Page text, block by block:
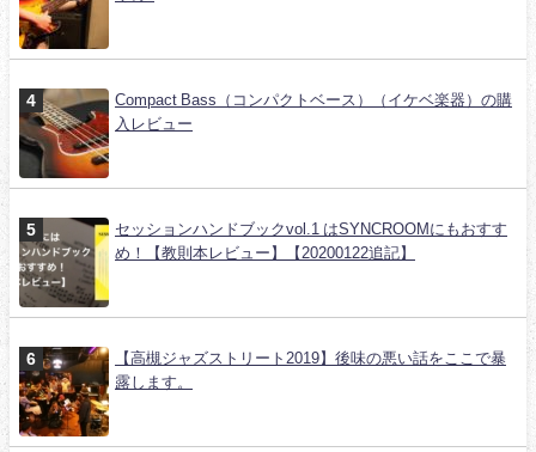
Compact Bass（コンパクトベース）（イケベ楽器）の購
入レビュー
セッションハンドブックvol.1 はSYNCROOMにもおすす
め！【教則本レビュー】【20200122追記】
【高槻ジャズストリート2019】後味の悪い話をここで暴
露します。